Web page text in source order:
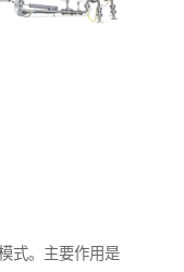
式。主要作用是